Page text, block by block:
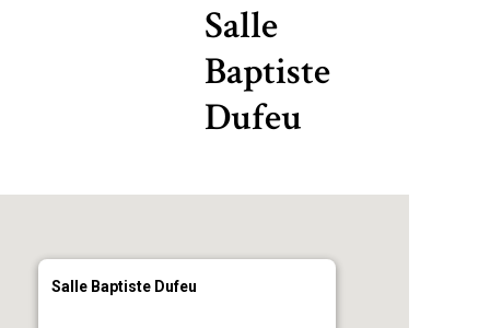
Salle
Baptiste
Dufeu
Salle Baptiste Dufeu